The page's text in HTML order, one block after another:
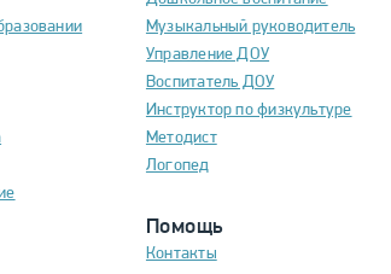
Музыкальный руководитель
Управление ДОУ
Воспитатель ДОУ
Инструктор по физкультуре
Методист
Логопед
Помощь
Контакты